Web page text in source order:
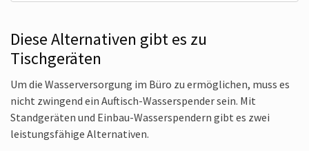
Diese Alternativen gibt es zu
Tischgeräten
Um die Wasserversorgung im Büro zu ermöglichen, muss es
nicht zwingend ein Auftisch-Wasserspender sein. Mit
Standgeräten und Einbau-Wasserspendern gibt es zwei
leistungsfähige Alternativen.